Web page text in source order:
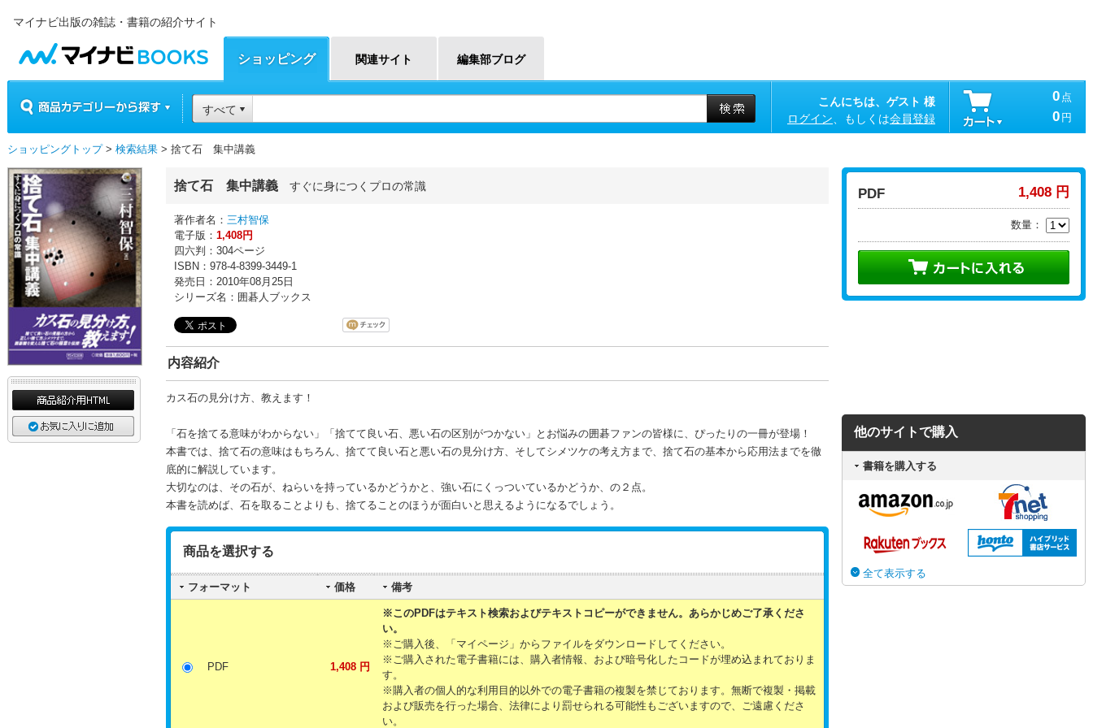
マイナビ出版の雑誌・書籍の紹介サイト
マイナビBOOKS
ショッピング 関連サイト 編集部ブログ
すべて
こんにちは、ゲスト 様
ログイン 、もしくは会員登録
0 点
0 円
ショッピングトップ> 検索結果 > 捨て石 集中講義
捨て石 集中講義 すぐに身につくプロの常識
著作者名： 三村智保
電子版： 1,408円
四六判：304ページ
ISBN：978-4-8399-3449-1
発売日：2010年08月25日
シリーズ名：囲碁人ブックス
内容紹介
カス石の見分け方、教えます！
「石を捨てる意味がわからない」「捨てて良い石、悪い石の区別がつかない」とお悩みの囲碁ファンの皆様に、ぴったりの一冊が登場！
本書では、捨て石の意味はもちろん、捨てて良い石と悪い石の見分け方、そしてシメツケの考え方まで、捨て石の基本から応用法までを徹
底的に解説しています。
大切なのは、その石が、ねらいを持っているかどうかと、強い石にくっついているかどうか、の２点。
本書を読めば、石を取ることよりも、捨てることのほうが面白いと思えるようになるでしょう。
商品を選択する
フォーマット 価格 備考
PDF 1,408 円
※このPDFはテキスト検索およびテキストコピーができません。あらかじめご了承くださ
い。
※ご購入後、「マイページ」からファイルをダウンロードしてください。
※ご購入された電子書籍には、購入者情報、および暗号化したコードが埋め込まれておりま
す。
※購入者の個人的な利用目的以外での電子書籍の複製を禁じております。無断で複製・掲載
および販売を行った場合、法律により罰せられる可能性もございますので、ご遠慮くださ
い。
PDF 1,408 円
数量：
他のサイトで購入
書籍を購入する
全て表示する